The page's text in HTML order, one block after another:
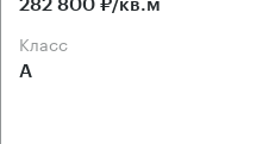
282 800 ₽/кв.м
класс
А